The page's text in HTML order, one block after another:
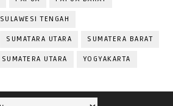
SULAWESI TENGAH
SUMATARA UTARA SUMATERA BARAT
SUMATERA UTARA YOGYAKARTA